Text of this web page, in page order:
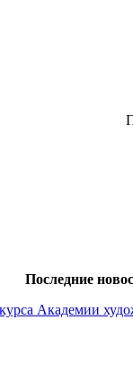
Последние
курса Академии